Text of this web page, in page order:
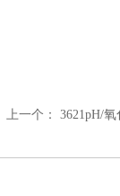
上一个： 3621pH/